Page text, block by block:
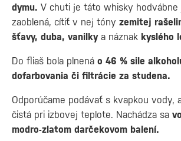
dymu. V chuti je táto whisky hodvábne
zaoblená, cítiť v nej tóny zemitej
šťavy, duba, vanilkya náznak kyslého
Do fliaš bola plnená o 46 % sile
dofarbovania či filtrácie za studena.
Odporúčame podávať s kvapkou vody,
čistá pri izbovej teplote. Nachádza sa
modro-zlatom darčekovom balení.